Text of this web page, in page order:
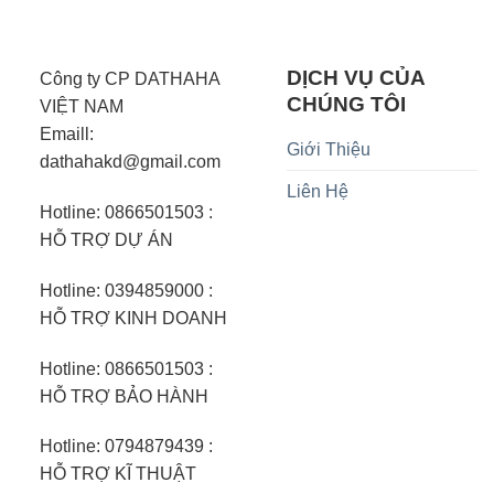
Công ty CP DATHAHA
VIỆT NAM
Emaill:
dathahakd@gmail.com
Hotline: 0866501503 :
HỖ TRỢ DỰ ÁN
Hotline: 0394859000 :
HỖ TRỢ KINH DOANH
Hotline: 0866501503 :
HỖ TRỢ BẢO HÀNH
Hotline: 0794879439 :
HỖ TRỢ KĨ THUẬT
DỊCH VỤ CỦA
CHÚNG TÔI
Giới Thiệu
Liên Hệ